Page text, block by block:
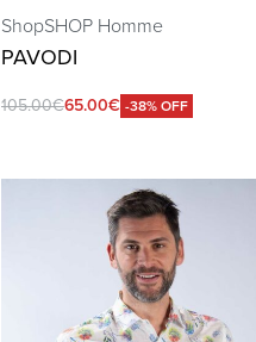
ShopSHOP Homme
PAVODI
105.00€65.00€ -38% OFF